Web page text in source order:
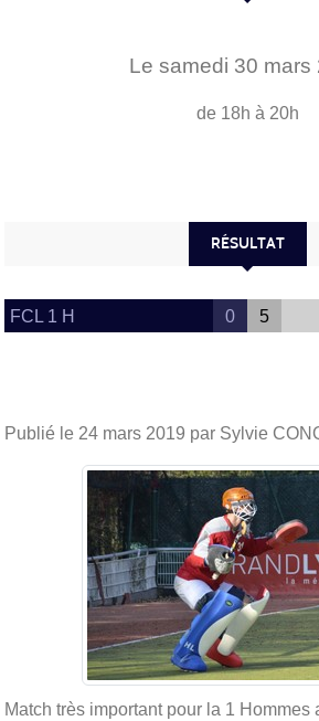
Le samedi 30 mars
de 18h à 20h
RÉSULTAT
FCL 1 H 0 5
Publié le 24 mars 2019 par Sylvie
Match très important pour la 1 Hommes